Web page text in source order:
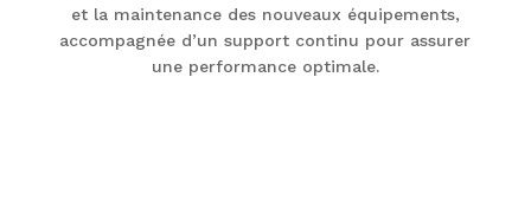
et la maintenance des nouveaux équipements,
accompagnée d’un support continu pour assurer
une performance optimale.